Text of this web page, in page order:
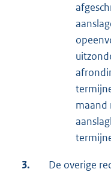
maand
3.
De overige